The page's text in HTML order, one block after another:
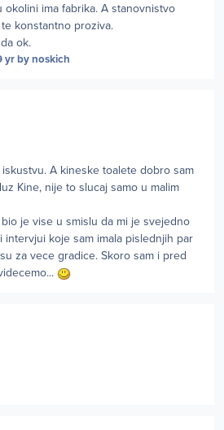
okolini ima fabrika. A stanovnistvo
konstantno proziva.
ok.
yrby noskich
A kineske toalete dobro sam
Kine, nije to slucaj samo u malim
je vise u smislu da mi je svejedno
intervjui koje sam imala pislednjih par
za vece gradice. Skoro sam i pred